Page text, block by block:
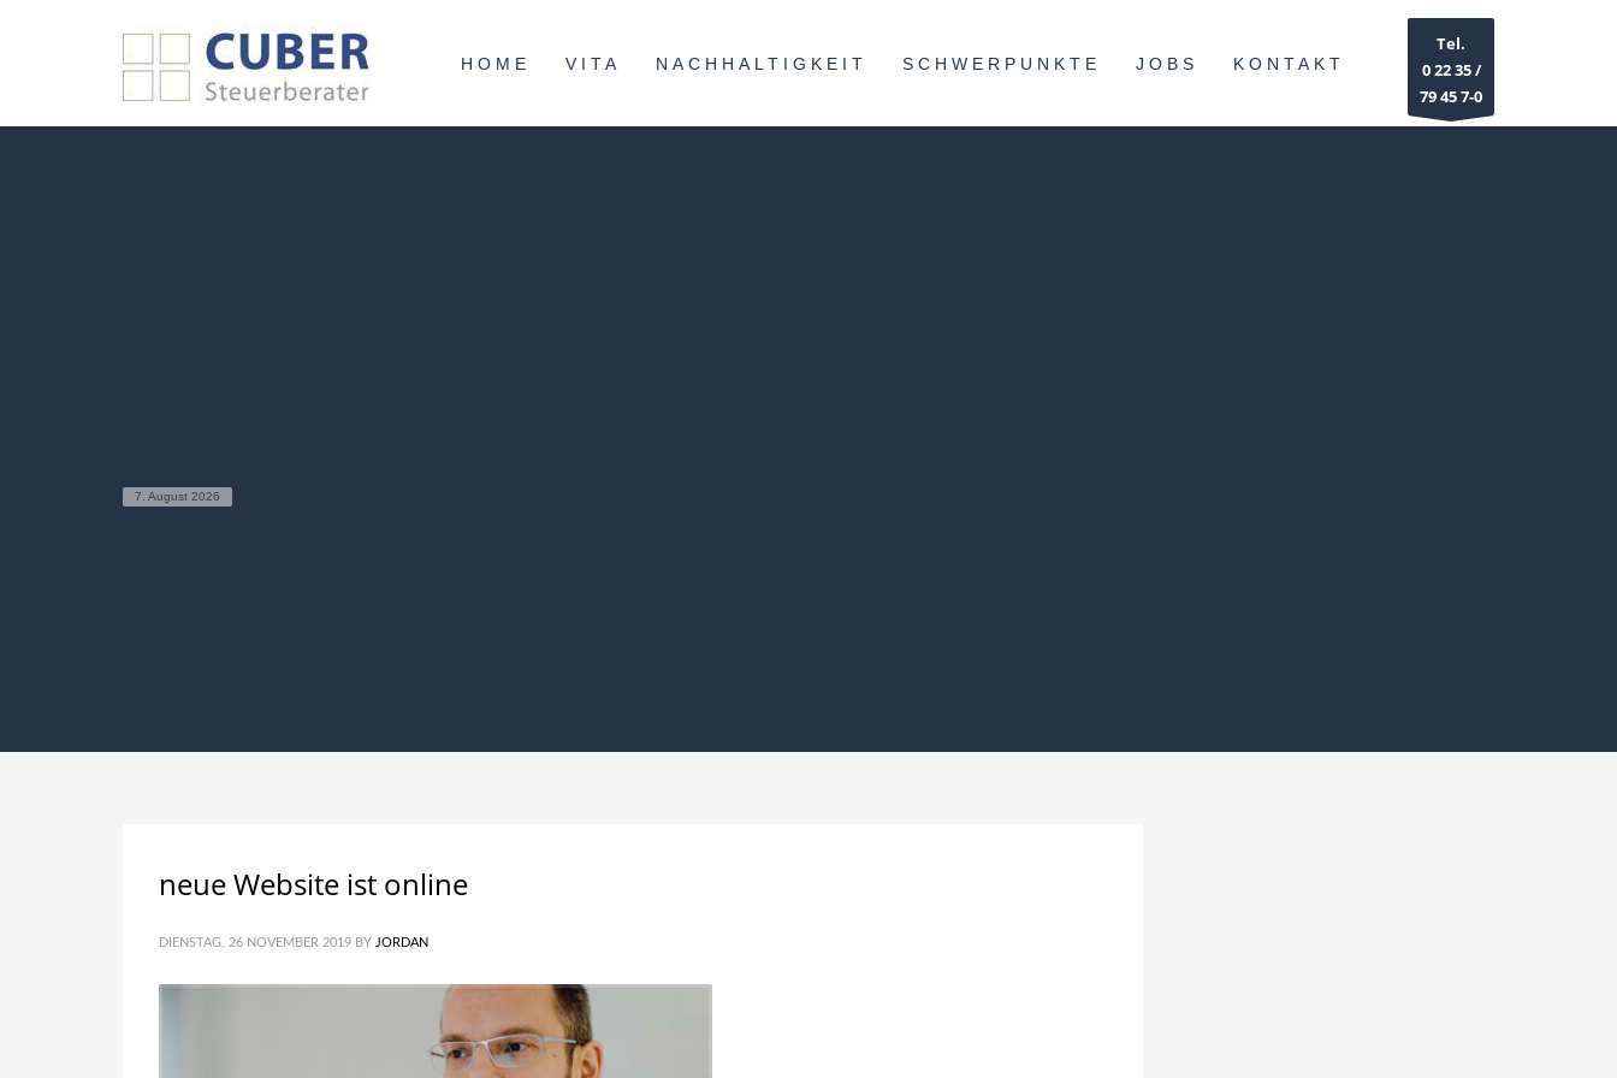
HOME VITA NACHHALTIGKEIT SCHWERPUNKTE JOBS KONTAKT
Tel.
0 22 35 /
79 45 7-0
7. August 2026
neue Website ist online
DIENSTAG, 26 NOVEMBER 2019 BY JORDAN